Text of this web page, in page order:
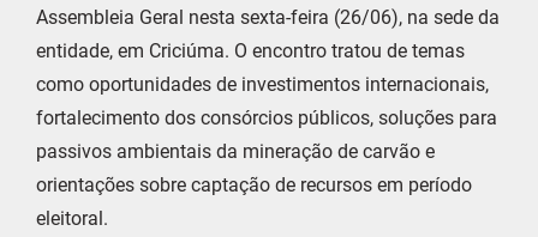
Assembleia Geral nesta sexta-feira (26/06), na sede da
entidade, em Criciúma. O encontro tratou de temas
como oportunidades de investimentos internacionais,
fortalecimento dos consórcios públicos, soluções para
passivos ambientais da mineração de carvão e
orientações sobre captação de recursos em período
eleitoral.